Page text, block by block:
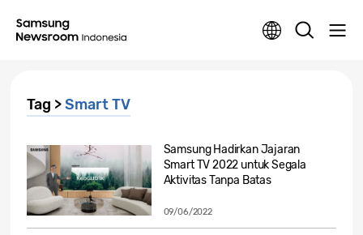
Tag >Smart TV
Samsung Hadirkan Jajaran
Smart TV 2022 untuk Segala
Aktivitas Tanpa Batas
09/06/2022